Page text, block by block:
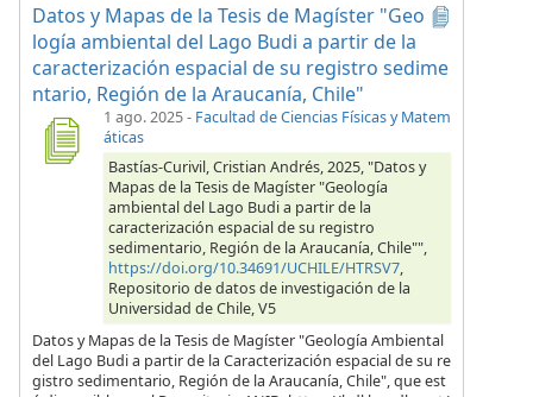
Datos y Mapas de la Tesis de Magíster "Geo
logía ambiental del Lago Budi a partir de la
caracterización espacial de su registro sedime
ntario, Región de la Araucanía, Chile"
1 ago. 2025- Facultad de Ciencias Físicas y Matem
áticas
Bastías-Curivil, Cristian Andrés, 2025, "Datos y
Mapas de la Tesis de Magíster "Geología
ambiental del Lago Budi a partir de la
caracterización espacial de su registro
sedimentario, Región de la Araucanía, Chile"",
https://doi.org/10.34691/UCHILE/HTRSV7,
Repositorio de datos de investigación de la
Universidad de Chile, V5
Datos y Mapas de la Tesis de Magíster "Geología Ambiental
del Lago Budi a partir de la Caracterización espacial de su re
gistro sedimentario, Región de la Araucanía, Chile", que est